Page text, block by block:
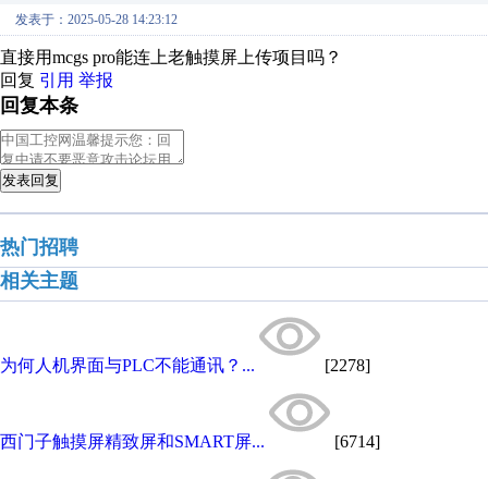
发表于：2025-05-28 14:23:12
直接用mcgs pro能连上老触摸屏上传项目吗？
回复 引用 举报
回复本条
发表回复
热门招聘
相关主题
为何人机界面与PLC不能通讯？... [2278]
西门子触摸屏精致屏和SMART屏... [6714]